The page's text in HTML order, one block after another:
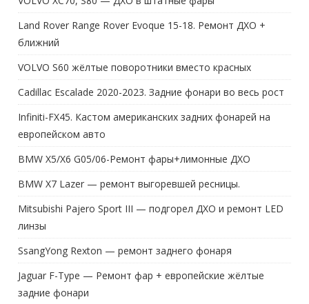
Land Rover Range Rover Evoque 15-18. Ремонт ДХО +
ближний
VOLVO S60 жёлтые поворотники вместо красных
Cadillac Escalade 2020-2023. Задние фонари во весь рост
Infiniti-FX45. Кастом американских задних фонарей на
европейском авто
BMW X5/X6 G05/06-Ремонт фары+лимонные ДХО
BMW X7 Lazer — ремонт выгоревшей ресницы.
Mitsubishi Pajero Sport III — подгорел ДХО и ремонт LED
линзы
SsangYong Rexton — ремонт заднего фонаря
Jaguar F-Type — Ремонт фар + европейские жёлтые
задние фонари